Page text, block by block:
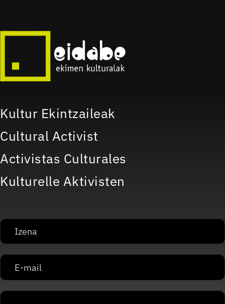
Kultur Ekintzaileak
Cultural Activist
Activistas Culturales
Kulturelle Aktivisten